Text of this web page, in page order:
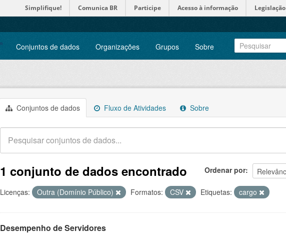
Simplifique! Comunica BR Participe Acesso à informação Legislação
Conjuntos de dados Organizações Grupos Sobre
Conjuntos de dados Fluxo de Atividades Sobre
Ordenar por
1 conjunto de dados encontrado
Licenças: Outra (Domínio Público) Formatos: CSV Etiquetas: cargo
Desempenho de Servidores